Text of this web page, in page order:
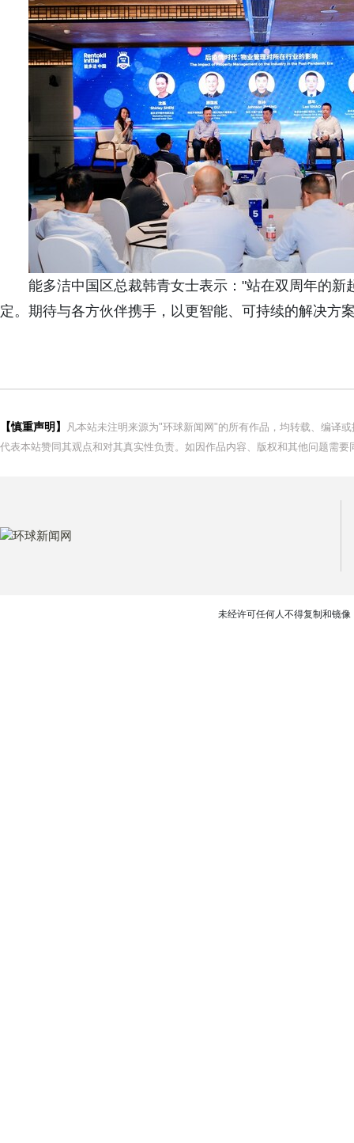
能多洁中国区总裁韩青女士表示："站在双周年的
定。期待与各方伙伴携手，以更智能、可持续的解决方
【慎重声明】
凡本站未注明来源为"环球新闻网"的所有作品，均转载、编译
代表本站赞同其观点和对其真实性负责。如因作品内容、版权和其他问题需
未经许可任何人不得复制和镜